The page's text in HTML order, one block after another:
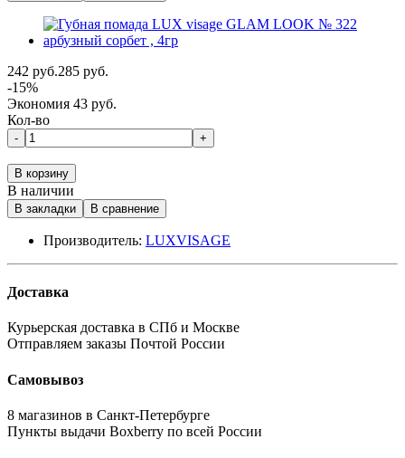
242 руб.285 руб.
-15%
Экономия 43 руб.
Кол-во
- +
В корзину
В наличии
В закладки В сравнение
Производитель: LUXVISAGE
Доставка
Курьерская доставка в СПб и Москве
Отправляем заказы Почтой России
Самовывоз
8 магазинов в Санкт-Петербурге
Пункты выдачи Boxberry по всей России